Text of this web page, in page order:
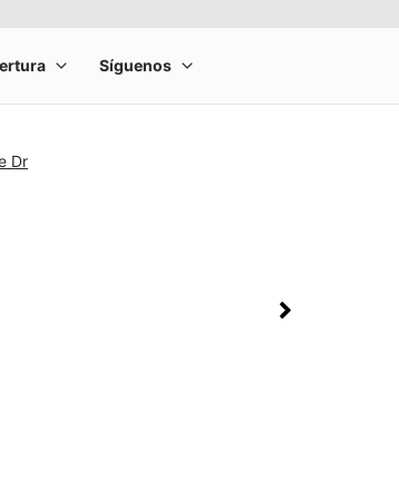
Dr
at a time. Use the Previous and Next buttons